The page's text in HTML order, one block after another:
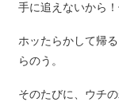
手に追えないから
ホッたらかして帰
らのう。
そのたびに、ウチ